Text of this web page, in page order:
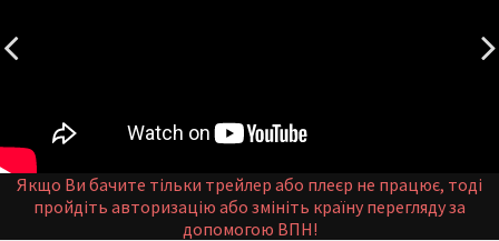
Якщо Ви бачите тільки трейлер або плеєр не працює, тоді
пройдіть авторизацію або змініть країну перегляду за
допомогою ВПН!